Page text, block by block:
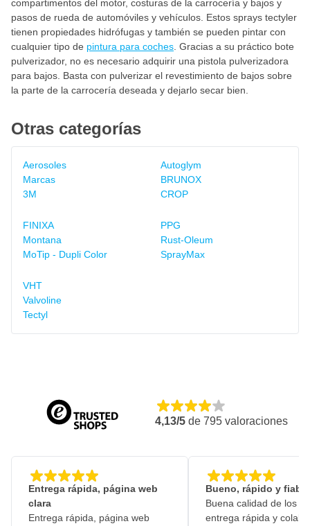
compartimentos del motor, costuras de la carrocería y bajos y
pasos de rueda de automóviles y vehículos. Estos sprays tectyler
tienen propiedades hidrófugas y también se pueden pintar con
cualquier tipo de pintura para coches . Gracias a su práctico bote
pulverizador, no es necesario adquirir una pistola pulverizadora
para bajos. Basta con pulverizar el revestimiento de bajos sobre
la parte de la carrocería deseada y dejarlo secar bien.
Otras categorías
Aerosoles
Marcas
3M
Autoglym
BRUNOX
CROP
FINIXA
Montana
MoTip - Dupli Color
PPG
Rust-Oleum
SprayMax
VHT
Valvoline
Tectyl
4,13/5 de 795 valoraciones
Entrega rápida, página web
clara
Entrega rápida, página web
Bueno, rápido y fiable
Buena calidad de los
entrega rápida y